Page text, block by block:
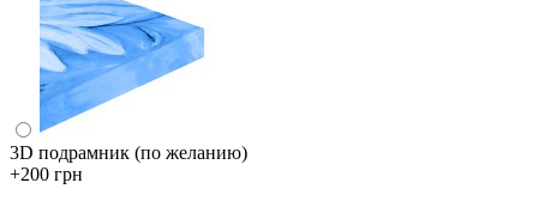
3D подрамник (по желанию)
+200 грн